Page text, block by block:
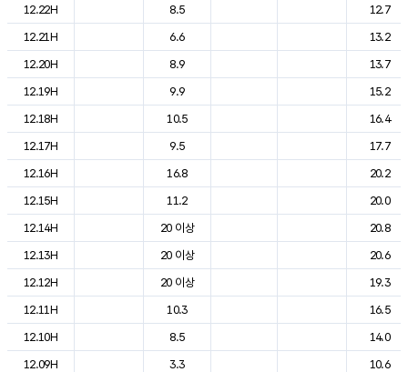
12.22H
8.5
12.7
12.21H
6.6
13.2
12.20H
8.9
13.7
12.19H
9.9
15.2
12.18H
10.5
16.4
12.17H
9.5
17.7
12.16H
16.8
20.2
12.15H
11.2
20.0
12.14H
20 이상
20.8
12.13H
20 이상
20.6
12.12H
20 이상
19.3
12.11H
10.3
16.5
12.10H
8.5
14.0
12.09H
3.3
10.6